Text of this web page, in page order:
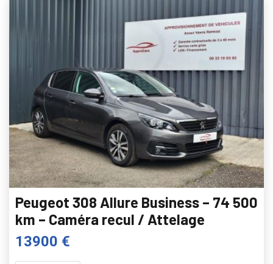
Peugeot 308 Allure Business – 74 500
km – Caméra recul / Attelage
13900 €